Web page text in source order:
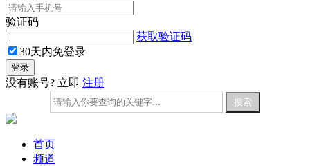
验证码
获取验证码
30天内免登录
没有账号? 立即 注册
首页
频道